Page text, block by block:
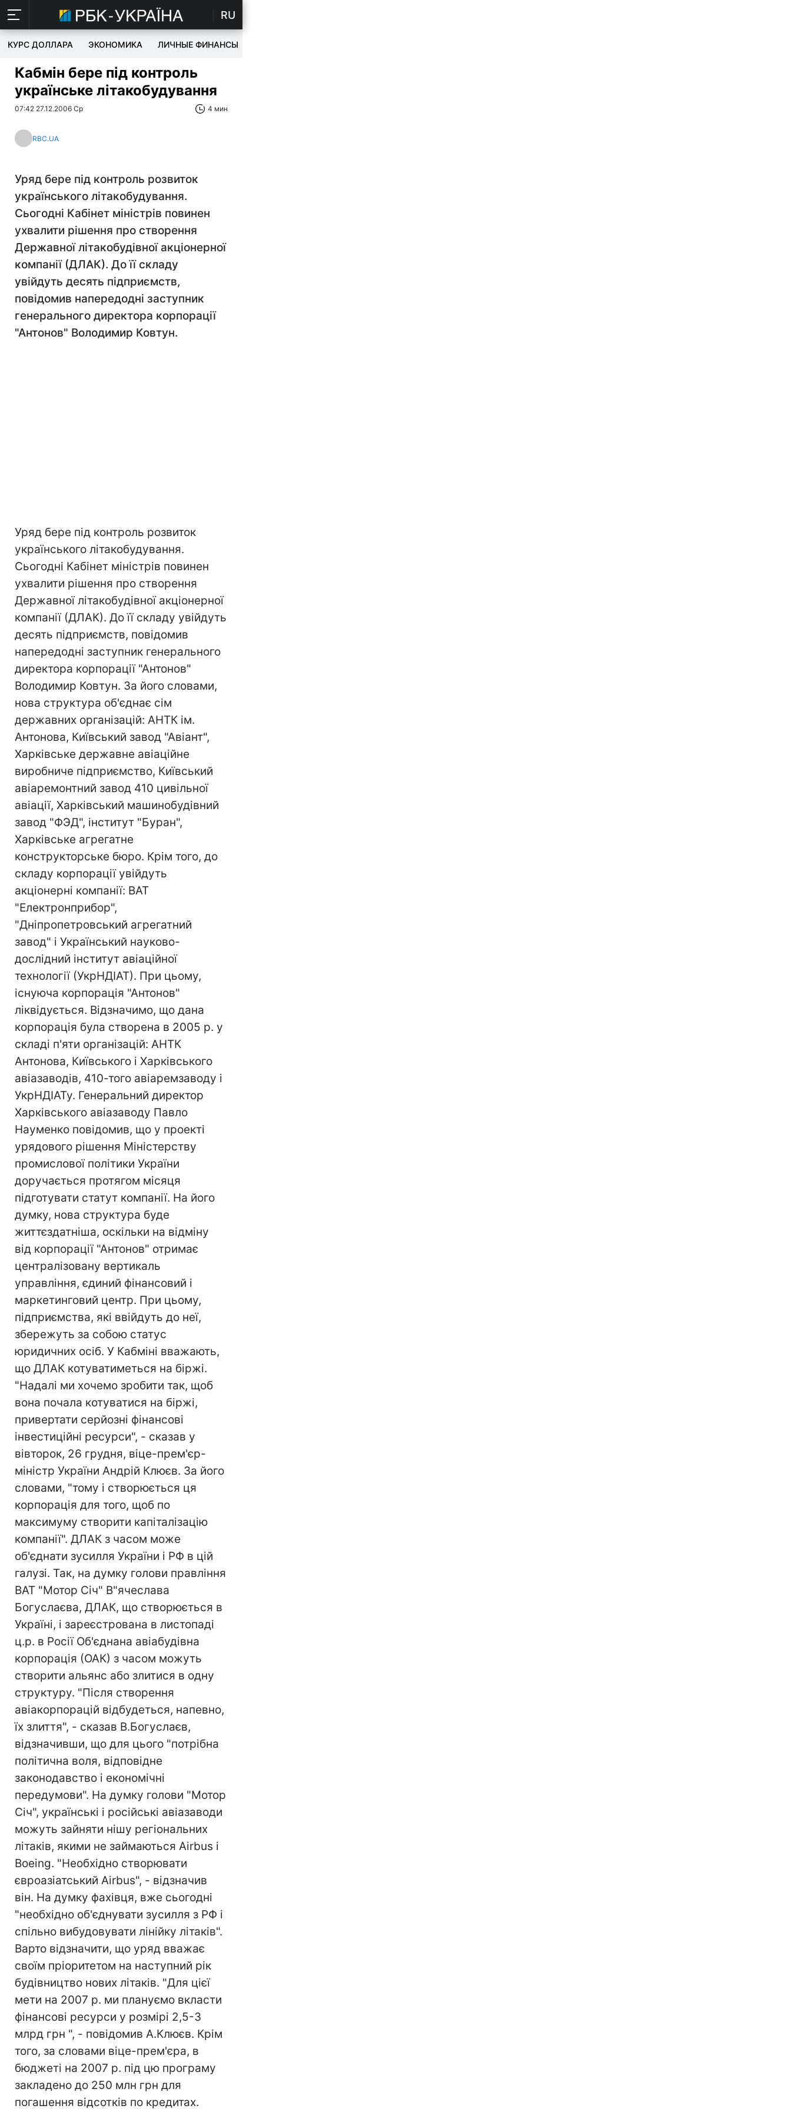
RU
КУРС ДОЛЛАРА ЭКОНОМИКА ЛИЧНЫЕ ФИНАНСЫ
Кабмін бере під контроль
українське літакобудування
07:42 27.12.2006 Ср 4 мин
RBC.UA
Уряд бере під контроль розвиток
українського літакобудування.
Сьогодні Кабінет міністрів повинен
ухвалити рішення про створення
Державної літакобудівної акціонерної
компанії (ДЛАК). До її складу
увійдуть десять підприємств,
повідомив напередодні заступник
генерального директора корпорації
"Антонов" Володимир Ковтун.
Уряд бере під контроль розвиток
українського літакобудування.
Сьогодні Кабінет міністрів повинен
ухвалити рішення про створення
Державної літакобудівної акціонерної
компанії (ДЛАК). До її складу увійдуть
десять підприємств, повідомив
напередодні заступник генерального
директора корпорації "Антонов"
Володимир Ковтун. За його словами,
нова структура об'єднає сім
державних організацій: АНТК ім.
Антонова, Київський завод "Авіант",
Харківське державне авіаційне
виробниче підприємство, Київський
авіаремонтний завод 410 цивільної
авіації, Харківський машинобудівний
завод "ФЭД", інститут "Буран",
Харківське агрегатне
конструкторське бюро. Крім того, до
складу корпорації увійдуть
акціонерні компанії: ВАТ
"Електронприбор",
"Дніпропетровський агрегатний
завод" і Український науково-
дослідний інститут авіаційної
технології (УкрНДІАТ). При цьому,
існуюча корпорація "Антонов"
ліквідується. Відзначимо, що дана
корпорація була створена в 2005 р. у
складі п'яти організацій: АНТК
Антонова, Київського і Харківського
авіазаводів, 410-того авіаремзаводу і
УкрНДІАТу. Генеральний директор
Харківського авіазаводу Павло
Науменко повідомив, що у проекті
урядового рішення Міністерству
промислової політики України
доручається протягом місяця
підготувати статут компанії. На його
думку, нова структура буде
життєздатніша, оскільки на відміну
від корпорації "Антонов" отримає
централізовану вертикаль
управління, єдиний фінансовий і
маркетинговий центр. При цьому,
підприємства, які ввійдуть до неї,
збережуть за собою статус
юридичних осіб. У Кабміні вважають,
що ДЛАК котуватиметься на біржі.
"Надалі ми хочемо зробити так, щоб
вона почала котуватися на біржі,
привертати серйозні фінансові
інвестиційні ресурси", - сказав у
вівторок, 26 грудня, віце-прем'єр-
міністр України Андрій Клюєв. За його
словами, "тому і створюється ця
корпорація для того, щоб по
максимуму створити капіталізацію
компанії". ДЛАК з часом може
об'єднати зусилля України і РФ в цій
галузі. Так, на думку голови правління
ВАТ "Мотор Січ" В"ячеслава
Богуслаєва, ДЛАК, що створюється в
Україні, і зареєстрована в листопаді
ц.р. в Росії Об'єднана авіабудівна
корпорація (ОАК) з часом можуть
створити альянс або злитися в одну
структуру. "Після створення
авіакорпорацій відбудеться, напевно,
їх злиття", - сказав В.Богуслаєв,
відзначивши, що для цього "потрібна
політична воля, відповідне
законодавство і економічні
передумови". На думку голови "Мотор
Січ", українські і російські авіазаводи
можуть зайняти нішу регіональних
літаків, якими не займаються Airbus і
Boeing. "Необхідно створювати
євроазіатський Airbus", - відзначив
він. На думку фахівця, вже сьогодні
"необхідно об'єднувати зусилля з РФ і
спільно вибудовувати лінійку літаків".
Варто відзначити, що уряд вважає
своїм пріоритетом на наступний рік
будівництво нових літаків. "Для цієї
мети на 2007 р. ми плануємо вкласти
фінансові ресурси у розмірі 2,5-3
млрд грн ", - повідомив А.Клюєв. Крім
того, за словами віце-прем'єра, в
бюджеті на 2007 р. під цю програму
закладено до 250 млн грн для
погашення відсотків по кредитах.